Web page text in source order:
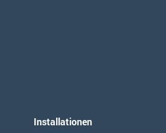
Installationen